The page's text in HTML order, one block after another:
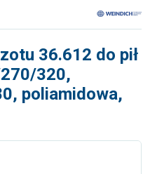
36.612 do pił
320,
poliamidowa,